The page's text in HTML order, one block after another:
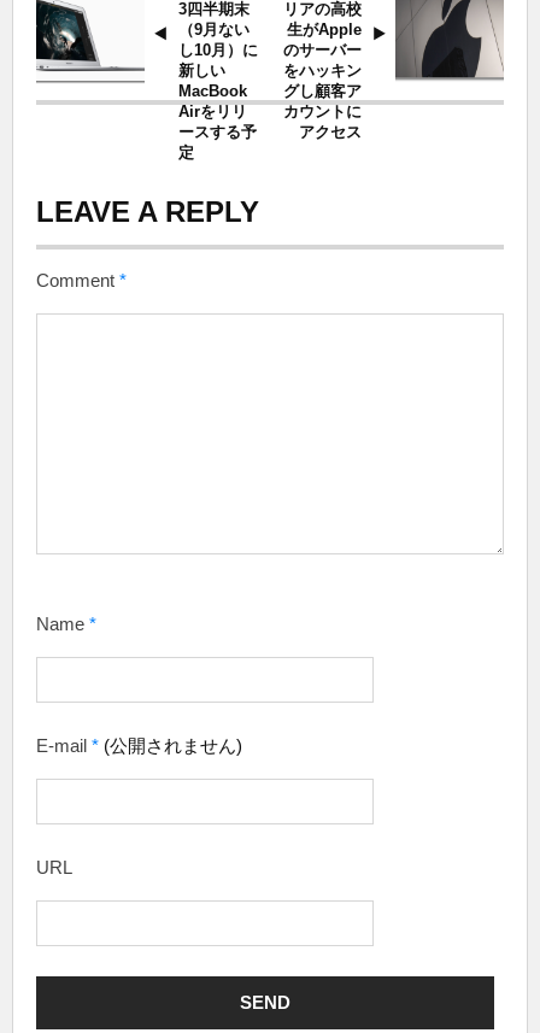
3四半期末
（9月ない
し10月）に
新しい
MacBook
Airをリリ
ースする予
定
リアの高校
生がApple
のサーバー
をハッキン
グし顧客ア
カウントに
アクセス
LEAVE A REPLY
Comment *
Name *
E-mail * (公開されません)
URL